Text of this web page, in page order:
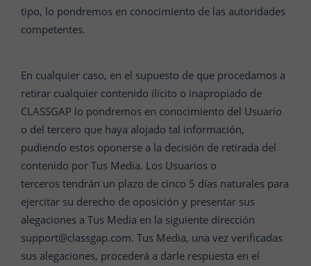
tipo, lo pondremos en conocimiento de las autoridades
competentes.
En cualquier caso, en el supuesto de que procedamos a
retirar cualquier contenido ilícito o inapropiado de
CLASSGAP lo pondremos en conocimiento del Usuario
o del tercero que haya alojado tal información,
pudiendo estos oponerse a la decisión de retirada del
contenido por Tus Media. Los Usuarios o
terceros tendrán un plazo de cinco 5 días naturales para
ejercitar su derecho de oposición y presentar sus
alegaciones a Tus Media en la siguiente dirección
support@classgap.com. Tus Media, una vez verificadas
sus alegaciones, procederá a darle respuesta en el